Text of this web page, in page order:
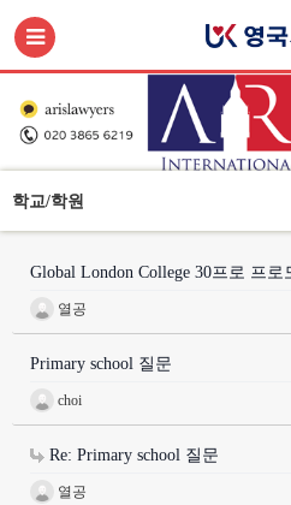
학교/학원
Global London College 30프로 프
열공
Primary school 질문
choi
Re: Primary school 질문
열공